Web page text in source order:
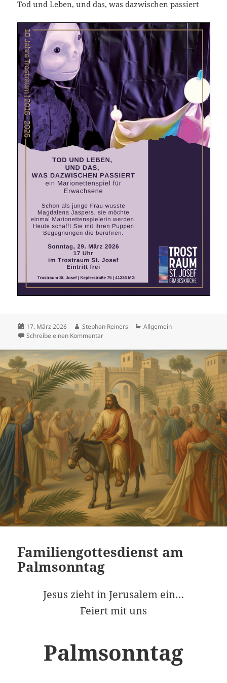
Tod und Leben, und das, was dazwischen passiert
Veröffentlicht
am
17. März 2026 Autor
Stephan Reiners Kategorien
Allgemein
Schreibe einen Kommentarzu Marionettenspiel im Trostraum
Familiengottesdienst am
Palmsonntag
Jesus zieht in Jerusalem ein…
Feiert mit uns
Palmsonntag